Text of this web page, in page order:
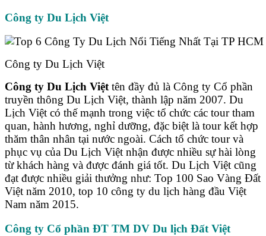
Công ty Du Lịch Việt
Công ty Du Lịch Việt
Công ty Du Lịch Việttên đầy đủ là Công ty Cổ phần
truyền thông Du Lịch Việt, thành lập năm 2007. Du
Lịch Việt có thế mạnh trong việc tổ chức các tour tham
quan, hành hương, nghỉ dưỡng, đặc biệt là tour kết hợp
thăm thân nhân tại nước ngoài. Cách tổ chức tour và
phục vụ của Du Lịch Việt nhận được nhiều sự hài lòng
từ khách hàng và được đánh giá tốt. Du Lịch Việt cũng
đạt được nhiều giải thưởng như: Top 100 Sao Vàng Đất
Việt năm 2010, top 10 công ty du lịch hàng đầu Việt
Nam năm 2015.
Công ty Cổ phần ĐT TM DV Du lịch Đất Việt